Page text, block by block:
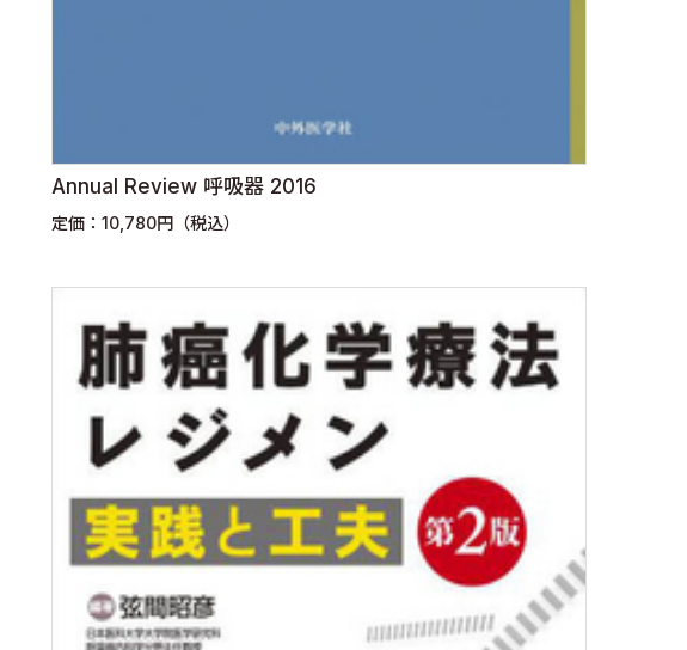
Annual Review 呼吸器 2016
定価：10,780円（税込）